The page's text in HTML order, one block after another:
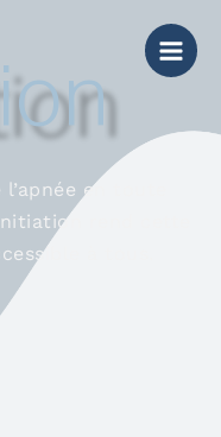
en toute
rend cette
à tous.